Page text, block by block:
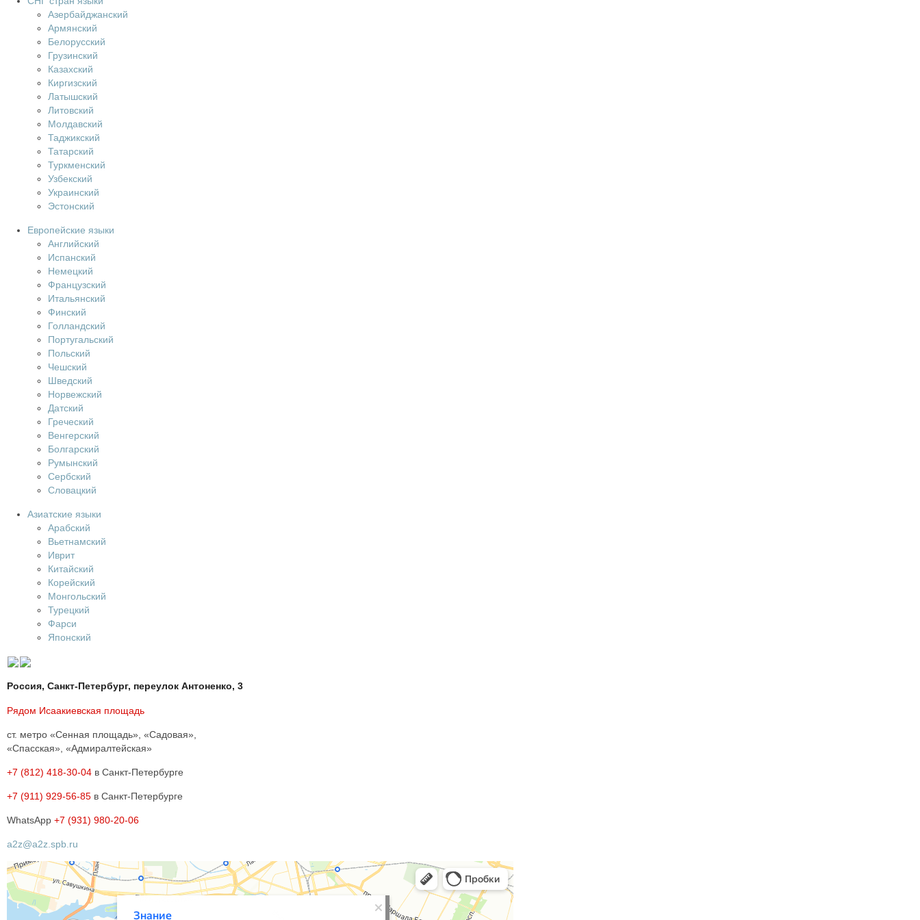
Азербайджанский
Армянский
Белорусский
Грузинский
Казахский
Киргизский
Латышский
Литовский
Молдавский
Таджикский
Татарский
Туркменский
Узбекский
Украинский
Эстонский
Европейские языки
Английский
Испанский
Немецкий
Французский
Итальянский
Финский
Голландский
Португальский
Польский
Чешский
Шведский
Норвежский
Датский
Греческий
Венгерский
Болгарский
Румынский
Сербский
Словацкий
Азиатские языки
Арабский
Вьетнамский
Иврит
Китайский
Корейский
Монгольский
Турецкий
Фарси
Японский
Россия, Санкт-Петербург, переулок Антоненко, 3
Рядом Исаакиевская площадь
ст. метро «Сенная площадь», «Садовая»,
«Спасская», «Адмиралтейская»
+7 (812) 418-30-04 в Санкт-Петербурге
+7 (911) 929-56-85 в Санкт-Петербурге
WhatsApp +7 (931) 980-20-06
a2z@a2z.spb.ru